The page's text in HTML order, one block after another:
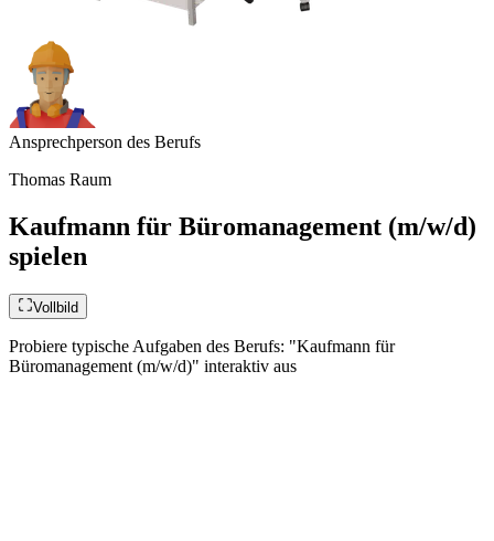
Ansprechperson des Berufs
Thomas Raum
Kaufmann für Büromanagement (m/w/d)
spielen
Vollbild
Probiere typische Aufgaben des Berufs: "Kaufmann für
Büromanagement (m/w/d)" interaktiv aus